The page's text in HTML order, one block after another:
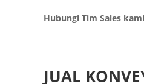
Hubungi Tim Sales
JUAL